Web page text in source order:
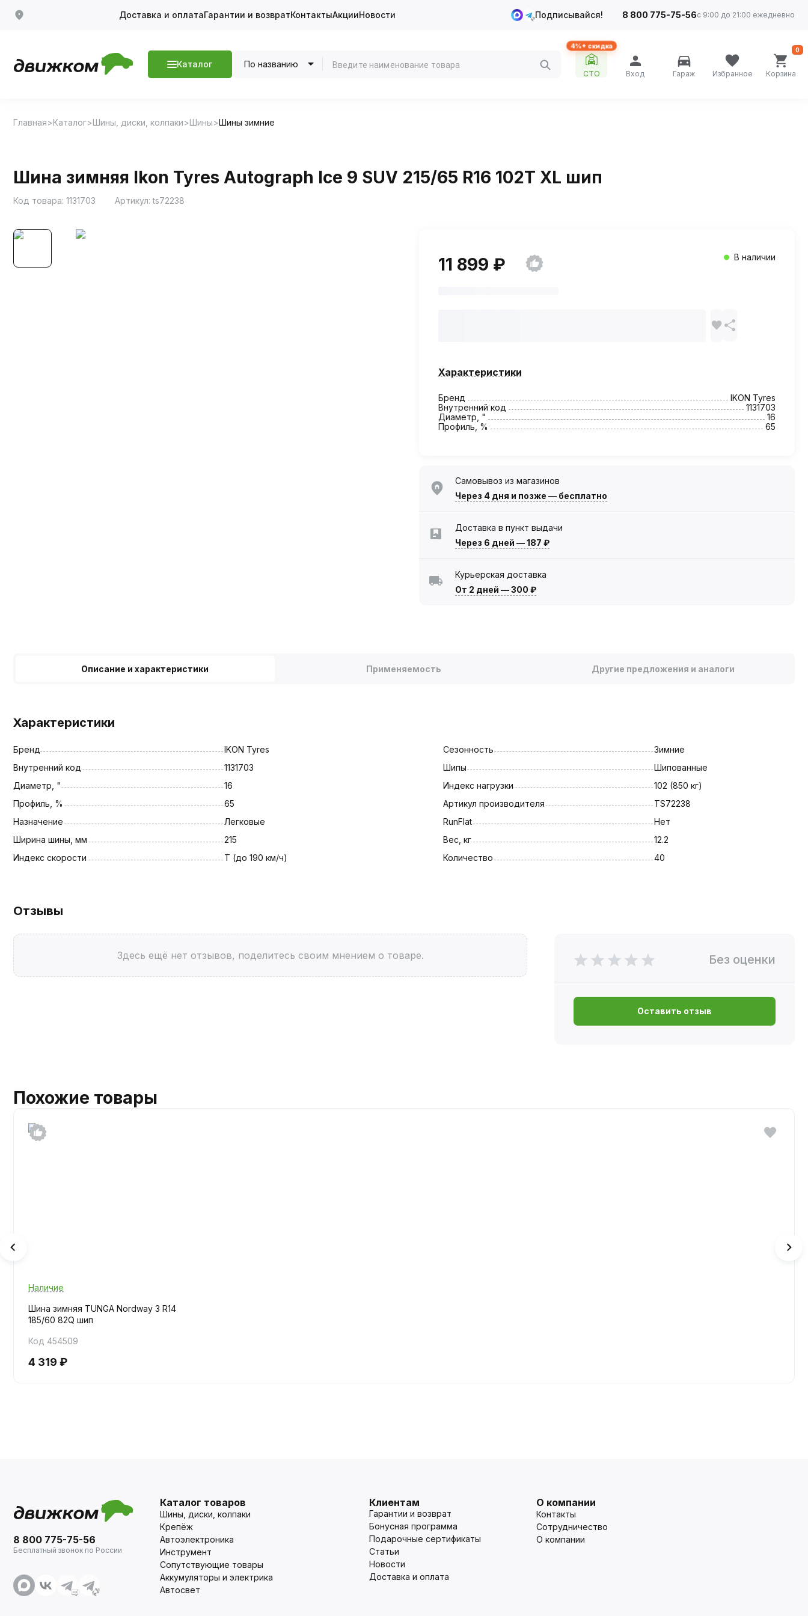
Доставка и оплатаГарантии и возвратКонтактыАкцииНовости Подписывайся! 8 800 775-75-56с 9:00 до 21:00 ежедневно
Каталог По названию
4%+ скидка
СТО Вход Гараж Избранное Корзина
0
Главная Каталог Шины, диски, колпаки Шины Шины зимние
Шина зимняя Ikon Tyres Autograph Ice 9 SUV 215/65 R16 102T XL шип
Код товара: 1131703 Артикул:ts72238
11 899 ₽ В наличии
Характеристики
Бренд
IKON Tyres
Внутренний код
1131703
Диаметр, "
16
Профиль, %
65
Самовывоз из магазинов
Через 4 дня и позже — бесплатно
Доставка в пункт выдачи
Через 6 дней —187 ₽
Курьерская доставка
От 2 дней —300 ₽
Описание и характеристики Применяемость Другие предложения и аналоги
Характеристики
Бренд
IKON Tyres
Внутренний код
1131703
Диаметр, "
16
Профиль, %
65
Назначение
Легковые
Ширина шины, мм
215
Индекс скорости
T (до 190 км/ч)
Сезонность
Зимние
Шипы
Шипованные
Индекс нагрузки
102 (850 кг)
Артикул производителя
TS72238
RunFlat
Нет
Вес, кг
12.2
Количество
40
Отзывы
Здесь ещё нет отзывов, поделитесь своим мнением о товаре. Без оценки
Оставить отзыв
Похожие товары
Наличие
Шина зимняя TUNGA Nordway 3 R14
185/60 82Q шип
Код 454509
4 319 ₽
8 800 775-75-56
Бесплатный звонок по России
Каталог товаров
Шины, диски, колпаки
Крепёж
Автоэлектроника
Инструмент
Сопутствующие товары
Аккумуляторы и электрика
Автосвет
Клиентам
Гарантии и возврат
Бонусная программа
Подарочные сертификаты
Статьи
Новости
Доставка и оплата
О компании
Контакты
Сотрудничество
О компании